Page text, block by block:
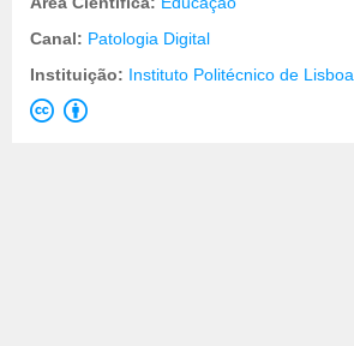
Canal: Patologia Digital
Instituição: Instituto Politécnico de Lisboa